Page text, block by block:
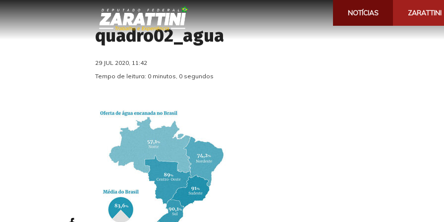
NOTÍCIAS ZARATTINI
quadro02_agua
29 JUL 2020, 11:42
Tempo de leitura: 0 minutos, 0 segundos